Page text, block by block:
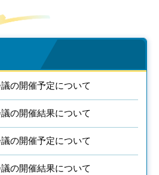
の開催予定について
の開催結果について
の開催予定について
の開催結果について